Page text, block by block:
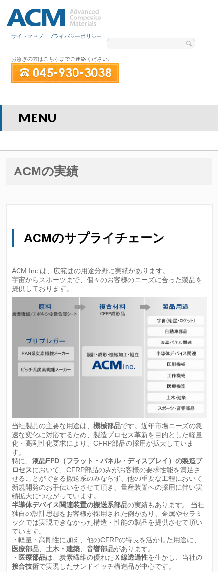
サイトマップ プライバシーポリシー
お急ぎの方はこちらまでご連絡ください。
MENU
ACMの実績
ACMのサプライチェーン
ACM Inc.は、広範囲の用途分野に実績があります。
宇宙からスポーツまで、個々のお客様のニーズに合った製品を
提供しております。
当社製品の主要な用途は、機械部品です。近年市場ニーズの急
速な変化に対応するため、製造プロセス革新を目的とした軽量
化・高剛性化要求により、CFRP部品の採用が拡大していま
す。
特に、液晶FPD（フラット・パネル・ディスプレイ）の製造プ
ロセスにおいて、CFRP部品のみがお客様の要求性能を満足さ
せることができる搬送系のみならず、他の重要な工程において
新規開発のお手伝いをさせて頂き、量産装置への採用に伴い実
績拡大につながっています。
半導体デバイス関連装置の搬送系部品の実績もあります。 当社
独自の設計思想をお客様が採用された例があり、金属やセラミ
ックでは実現できなかった構造・性能の製品を提供させて頂い
ています。
・軽量・高剛性に加え、他のCFRPの特長を活かした用途に、
医療部品、土木・建築、音響部品があります。
・ 医療部品は、炭素繊維の優れた Ｘ線透過性を生かし、当社の
接合技術で実現したサンドイッチ構造品が中心です。